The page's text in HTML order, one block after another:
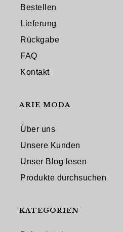
Bestellen
Lieferung
Rückgabe
FAQ
Kontakt
ARIE MODA
Über uns
Unsere Kunden
Unser Blog lesen
Produkte durchsuchen
KATEGORIEN